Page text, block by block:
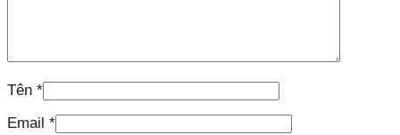
Tên *
Email *